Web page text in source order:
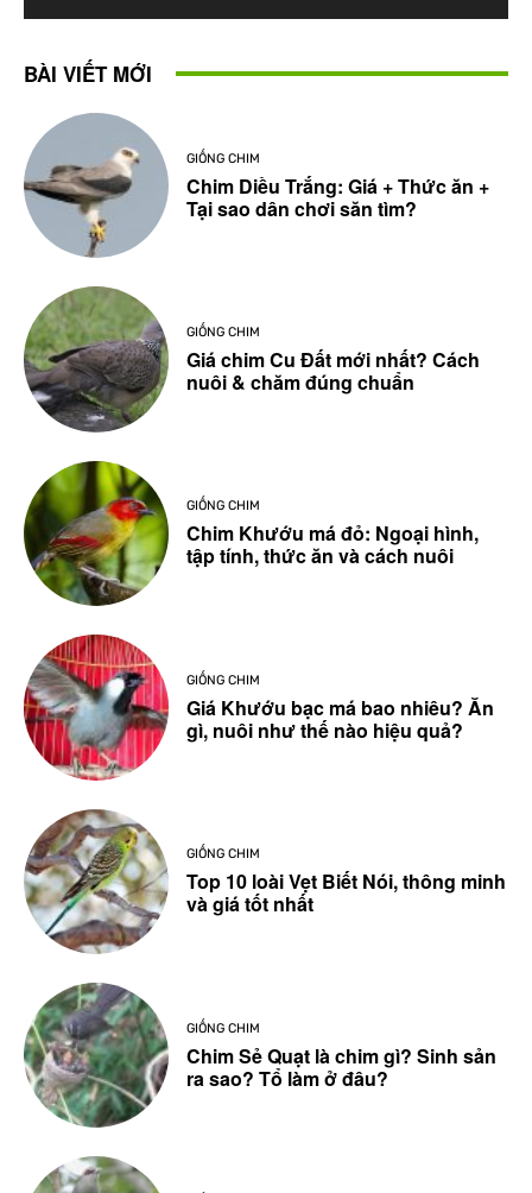
BÀI VIẾT MỚI
GIỐNG CHIM
Chim Diều Trắng: Giá + Thức ăn +
Tại sao dân chơi săn tìm?
GIỐNG CHIM
Giá chim Cu Đất mới nhất? Cách
nuôi & chăm đúng chuẩn
GIỐNG CHIM
Chim Khướu má đỏ: Ngoại hình,
tập tính, thức ăn và cách nuôi
GIỐNG CHIM
Giá Khướu bạc má bao nhiêu? Ăn
gì, nuôi như thế nào hiệu quả?
GIỐNG CHIM
Top 10 loài Vẹt Biết Nói, thông minh
và giá tốt nhất
GIỐNG CHIM
Chim Sẻ Quạt là chim gì? Sinh sản
ra sao? Tổ làm ở đâu?